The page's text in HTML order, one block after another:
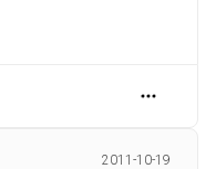
2011-10-19